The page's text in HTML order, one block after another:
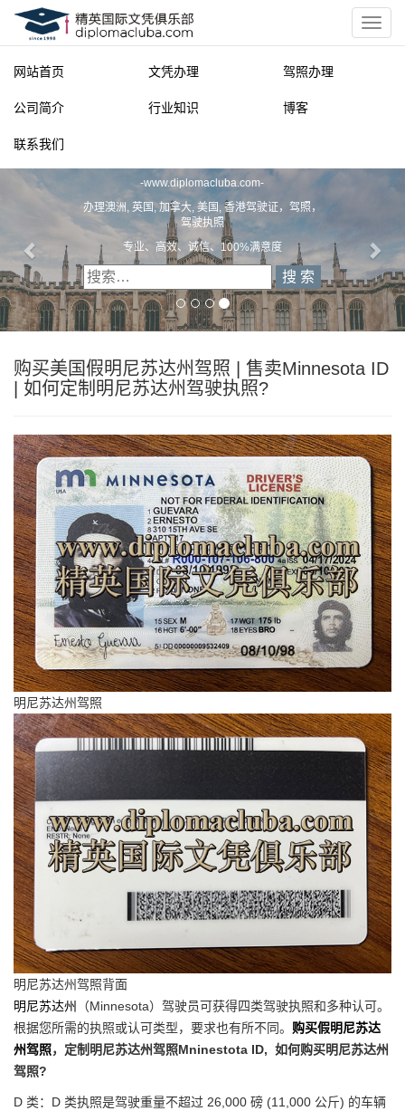
网站首页 文凭办理 驾照办理
公司简介 行业知识 博客
联系我们
办理澳洲, 英
专业
www.diplomacluba.com
-
英国, 加拿大, 美国, 香港驾驶证，驾照，
驾驶执照
业、高效、诚信、100%满意度
购买美国假明尼苏达州驾照 | 售卖Minnesota ID
| 如何定制明尼苏达州驾驶执照?
明尼苏达州驾照
明尼苏达州驾照背面
明尼苏达州
（Minnesota）驾驶员可获得四类驾驶执照和多种认可。
根据您所需的执照或认可类型，要求也有所不同。 购买假明尼苏达
州驾照，定制明尼苏达州驾照Mninestota ID, 如何购买明尼苏达州
驾照?
D 类：D 类执照是驾驶重量不超过 26,000 磅 (11,000 公斤) 的车辆